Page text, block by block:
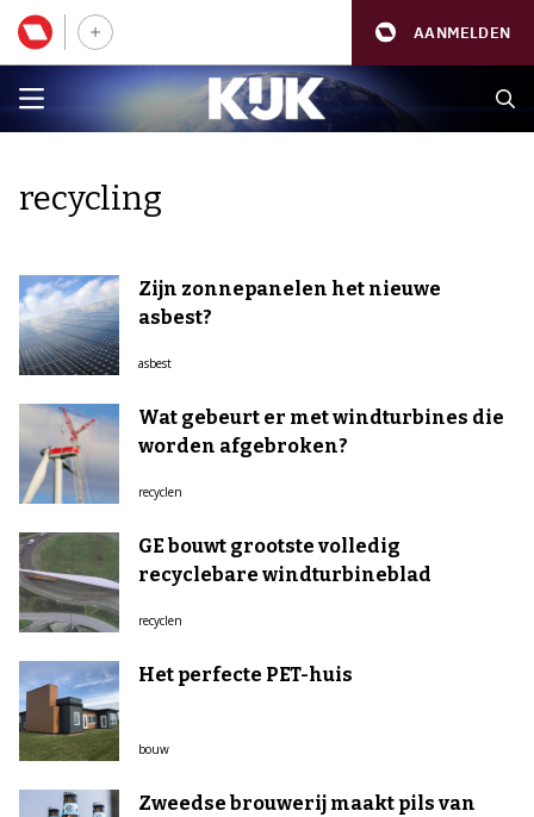
AANMELDEN
recycling
Zijn zonnepanelen het nieuwe
asbest?
asbest
Wat gebeurt er met windturbines die
worden afgebroken?
recyclen
GE bouwt grootste volledig
recyclebare windturbineblad
recyclen
Het perfecte PET-huis
bouw
Zweedse brouwerij maakt pils van